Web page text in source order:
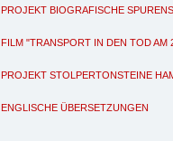
PROJEKT BIOGRAFISCHE
FILM "TRANSPORT IN DEN TOD AM
PROJEKT STOLPERTONSTEINE
ENGLISCHE ÜBERSETZUNGEN